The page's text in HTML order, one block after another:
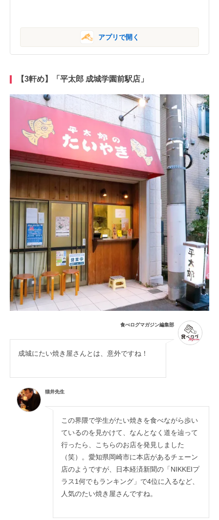
アプリで開く
【3軒め】「平太郎 成城学園前駅店」
食べログマガジン編集部
成城にたい焼き屋さんとは、意外ですね！
猫井先生
この界隈で学生がたい焼きを食べながら歩い
ているのを見かけて、なんとなく道を辿って
行ったら、こちらのお店を発見しました
（笑）。愛知県岡崎市に本店があるチェーン
店のようですが、日本経済新聞の「NIKKEIプ
ラス1何でもランキング」で4位に入るなど、
人気のたい焼き屋さんですね。